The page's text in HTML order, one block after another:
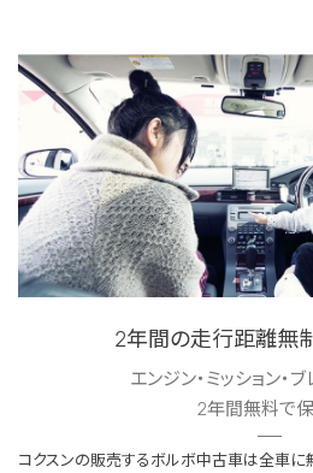
2年間の走行距離無
エンジン・ミッション・
2年間無料で保
コクスンの販売するボルボ中古車は全車に